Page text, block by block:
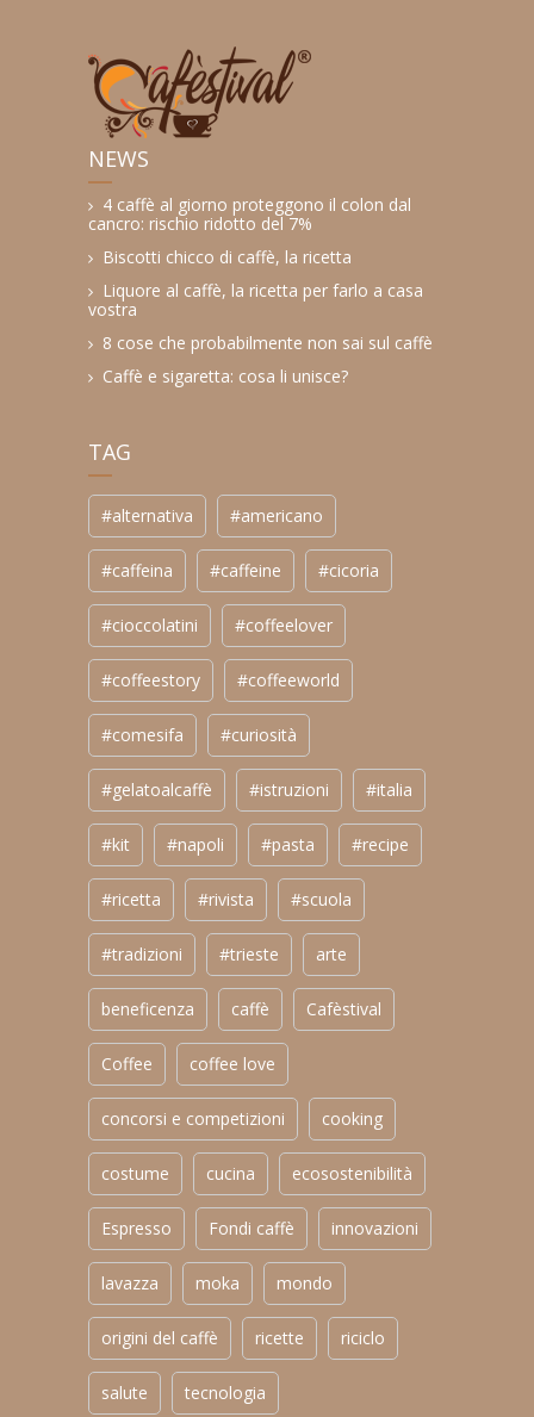
NEWS
4 caffè al giorno proteggono il colon dal
cancro: rischio ridotto del 7%
Biscotti chicco di caffè, la ricetta
Liquore al caffè, la ricetta per farlo a casa
vostra
8 cose che probabilmente non sai sul caffè
Caffè e sigaretta: cosa li unisce?
TAG
#alternativa #americano
#caffeina #caffeine #cicoria
#cioccolatini #coffeelover
#coffeestory #coffeeworld
#comesifa #curiosità
#gelatoalcaffè #istruzioni #italia
#kit #napoli #pasta #recipe
#ricetta #rivista #scuola
#tradizioni #trieste arte
beneficenza caffè Cafèstival
Coffee coffee love
concorsi e competizioni cooking
costume cucina ecosostenibilità
Espresso Fondi caffè innovazioni
lavazza moka mondo
origini del caffè ricette riciclo
salute tecnologia